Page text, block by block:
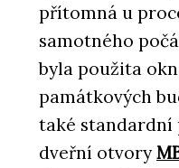
přítomná u
samotného
byla použita
památkových
také standardní
dveřní otvory